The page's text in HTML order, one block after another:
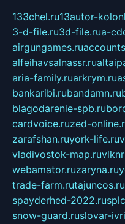
133chel.ru13autor-
3-d-file.ru3d-file.rua-
airgungames.ru
alfeihavsalnassr.ru
aria-family.ruarkrym.ru
bankaribi.rubandamn.ru
blagodarenie-spb.ru
cardvoice.ruzed-
zarafshan.ruyork-life.ru
vladivostok-map.ru
webamator.ruzaryna.ru
trade-farm.rutajuncos.ru
spayderhed-2022.ru
snow-guard.ruslovar-